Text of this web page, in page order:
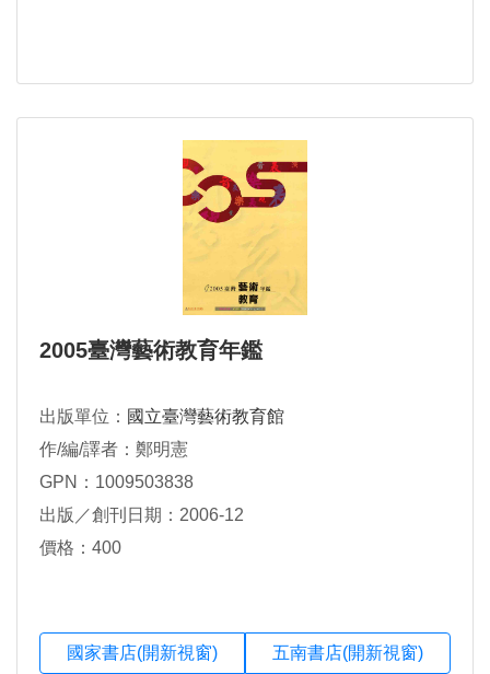
2005臺灣藝術教育年鑑
出版單位： 國立臺灣藝術教育館
作/編/譯者：鄭明憲
GPN：1009503838
出版／創刊日期：2006-12
價格：400
國家書店(開新視窗) 五南書店(開新視窗)